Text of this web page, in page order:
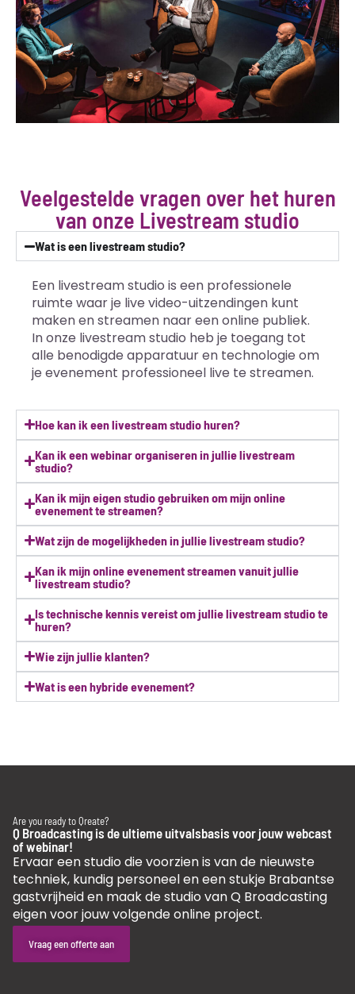
Veelgestelde vragen over het huren
van onze Livestream studio
Wat is een livestream studio?
Een livestream studio is een professionele
ruimte waar je live video-uitzendingen kunt
maken en streamen naar een online publiek.
In onze livestream studio heb je toegang tot
alle benodigde apparatuur en technologie om
je evenement professioneel live te streamen.
Hoe kan ik een livestream studio huren?
Kan ik een webinar organiseren in jullie livestream
studio?
Kan ik mijn eigen studio gebruiken om mijn online
evenement te streamen?
Wat zijn de mogelijkheden in jullie livestream studio?
Kan ik mijn online evenement streamen vanuit jullie
livestream studio?
Is technische kennis vereist om jullie livestream studio te
huren?
Wie zijn jullie klanten?
Wat is een hybride evenement?
Are you ready to Qreate?
Q Broadcasting is de ultieme uitvalsbasis voor jouw webcast
of webinar!
Ervaar een studio die voorzien is van de nieuwste
techniek, kundig personeel en een stukje Brabantse
gastvrijheid en maak de studio van Q Broadcasting
eigen voor jouw volgende online project.
Vraag een offerte aan